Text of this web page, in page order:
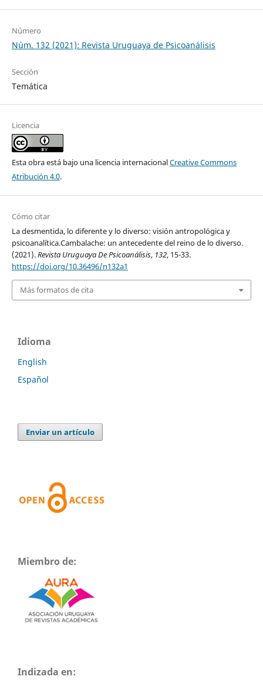
Número
Núm. 132 (2021): Revista Uruguaya de Psicoanálisis
Sección
Temática
Licencia
Esta obra está bajo una licencia internacionalCreative Commons
Atribución 4.0.
Cómo citar
La desmentida, lo diferente y lo diverso: visión antropológica y
psicoanalítica.Cambalache: un antecedente del reino de lo diverso.
(2021).Revista Uruguaya De Psicoanálisis, 132, 15-33.
https://doi.org/10.36496/n132a1
Más formatos de cita
Idioma
English
Español
Enviar un artículo
Miembro de:
Indizada en: